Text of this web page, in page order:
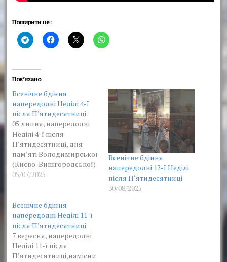
Поширити це:
Пов’язано
Всенічне бдіння
напередодні Неділі 4-ї
після Пʼятидесятниці
05 липня, напередодні
Неділі 4-ї після
Пʼятидесятниці, дня
пам’яті Володимирської
(Києво-Вишгородської)
ікони Божої Матері
очолив всенічне бдіння
у соборному храмі на
честь ікони Божої
Матері «Озерянська» у
співслужінні братії
монастиря. 6 липня
05/07/2025
Всенічне бдіння
напередодні 12-ї Неділі
після П‘ятидесятниці
30/08/2025
Всенічне бдіння
напередодні Неділі 11-ї
після Пʼятидесятниці
7 вересня, напередодні
Неділі 11-ї після
Пʼятидесятниці,намісни